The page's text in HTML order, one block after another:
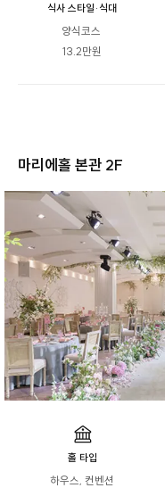
식사 스타일·식대
양식코스
13.2만원
마리에홀 본관 2F
홀 타입
하우스, 컨벤션